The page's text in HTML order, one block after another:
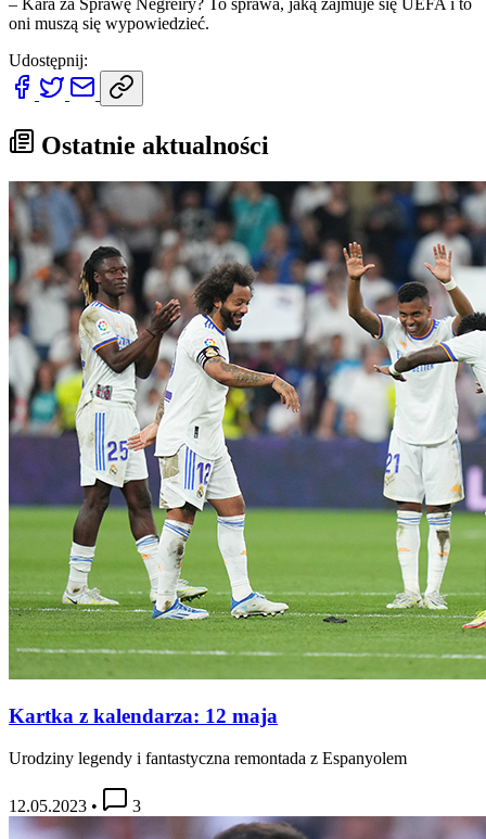
oni muszą się wypowiedzieć.
Udostępnij:
Ostatnie aktualności
Kartka z kalendarza: 12 maja
Urodziny legendy i fantastyczna remontada z Espanyolem
12.05.2023 • 3